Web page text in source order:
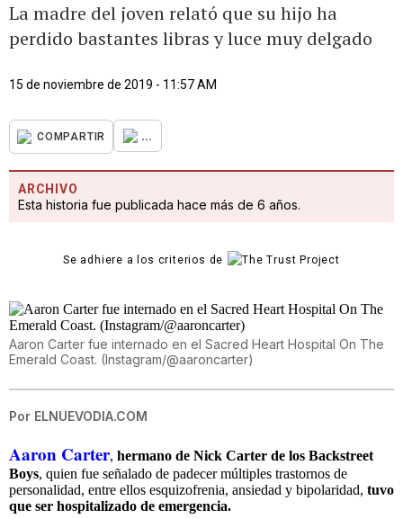
La madre del joven relató que su hijo ha
perdido bastantes libras y luce muy delgado
15 de noviembre de 2019 - 11:57 AM
COMPARTIR ...
ARCHIVO
Esta historia fue publicada hace más de 6 años.
Se adhiere a los criterios de
Aaron Carter fue internado en el Sacred Heart Hospital On The
Emerald Coast. (Instagram/@aaroncarter)
Por ELNUEVODIA.COM
Aaron Carter, hermano de Nick Carter de los Backstreet
Boys, quien fue señalado de padecer múltiples trastornos de
personalidad, entre ellos esquizofrenia, ansiedad y bipolaridad, tuvo
que ser hospitalizado de emergencia.